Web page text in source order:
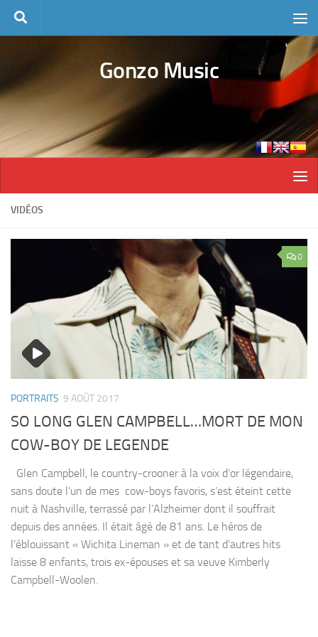
Skip to content
Gonzo Music
VIDÉOS
0
PORTRAITS 9 AOÛT 2017
SO LONG GLEN CAMPBELL…MORT DE MON
COW-BOY DE LEGENDE
Glen Campbell, le country-crooner à la voix d’or légendaire,
sans doute l’un de mes cow-boys favoris, s’est éteint cette
nuit à Nashville, terrassé par l’Alzheimer dont il souffrait
depuis des années. Il était âgé de 81 ans. Le héros de
l’éblouissant « Wichita Lineman » et de tant d’autres hits
laisse 8 enfants, trois ex-épouses et sa veuve Kimberly
Campbell-Woolen.